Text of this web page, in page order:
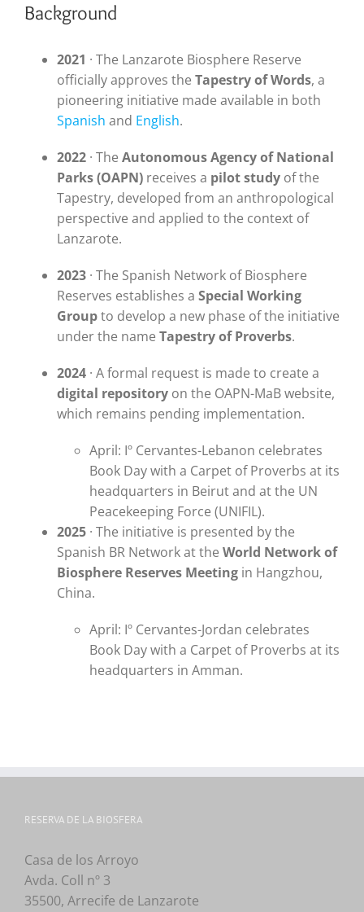
Background
2021 · The Lanzarote Biosphere Reserve
officially approves the Tapestry of Words, a
pioneering initiative made available in both
Spanish and English.
2022 · The Autonomous Agency of National
Parks (OAPN) receives a pilot study of the
Tapestry, developed from an anthropological
perspective and applied to the context of
Lanzarote.
2023 · The Spanish Network of Biosphere
Reserves establishes a Special Working
Groupto develop a new phase of the initiative
under the name Tapestry of Proverbs.
2024 · A formal request is made to create a
digital repository on the OAPN-MaB website,
which remains pending implementation.
April: Iº Cervantes-Lebanon celebrates
Book Day with a Carpet of Proverbs at its
headquarters in Beirut and at the UN
Peacekeeping Force (UNIFIL).
2025 · The initiative is presented by the
Spanish BR Network at the World Network of
Biosphere Reserves Meeting in Hangzhou,
China.
April: Iº Cervantes-Jordan celebrates
Book Day with a Carpet of Proverbs at its
headquarters in Amman.
RESERVA DE LA BIOSFERA
Casa de los Arroyo
Avda. Coll nº 3
35500, Arrecife de Lanzarote